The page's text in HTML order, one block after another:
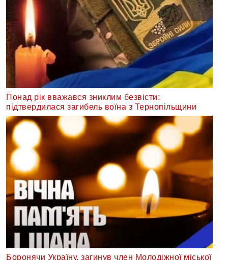
Понад рік вважався зниклим безвісти:
підтвердилася загибель воїна з Тернопільщини
Боронячи Україну, загинув член Молодіжної міської